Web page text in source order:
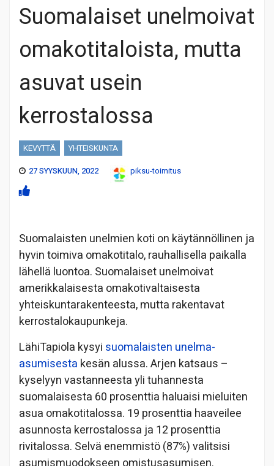
Suomalaiset unelmoivat
omakotitaloista, mutta
asuvat usein
kerrostalossa
KEVYTTÄ
YHTEISKUNTA
27 SYYSKUUN, 2022
piksu-toimitus
Suomalaisten unelmien koti on käytännöllinen ja
hyvin toimiva omakotitalo, rauhallisella paikalla
lähellä luontoa. Suomalaiset unelmoivat
amerikkalaisesta omakotivaltaisesta
yhteiskuntarakenteesta, mutta rakentavat
kerrostalokaupunkeja.
LähiTapiola kysyi suomalaisten unelma-
asumisesta kesän alussa. Arjen katsaus –
kyselyyn vastanneesta yli tuhannesta
suomalaisesta 60 prosenttia haluaisi mieluiten
asua omakotitalossa. 19 prosenttia haaveilee
asunnosta kerrostalossa ja 12 prosenttia
rivitalossa. Selvä enemmistö (87%) valitsisi